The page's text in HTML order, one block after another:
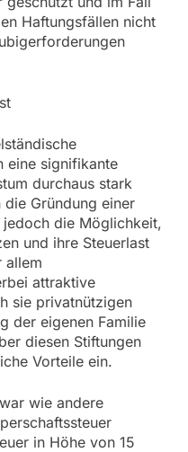
Haftungsfällen nicht
eine signifikante
durchaus stark
Gründung einer
jedoch die Möglichkeit,
und ihre Steuerlast
allem
attraktive
sie privatnützigen
der eigenen Familie
diesen Stiftungen
Vorteile ein.
wie andere
in Höhe von 15